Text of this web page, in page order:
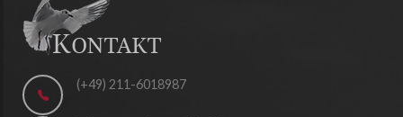
(+49) 211-6018987